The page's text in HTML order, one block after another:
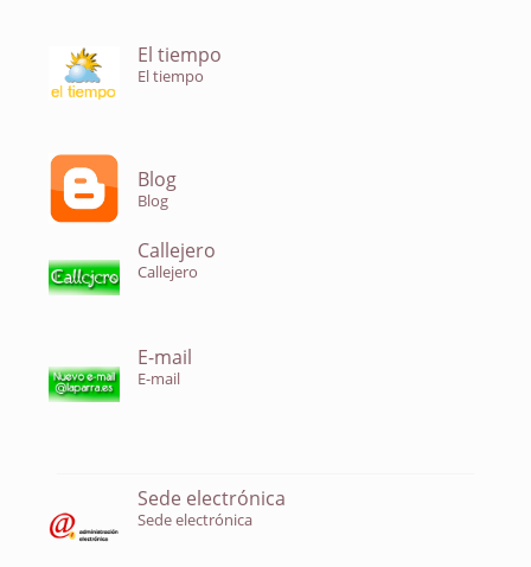
El tiempo
El tiempo
Blog
Blog
Callejero
Callejero
E-mail
E-mail
Sede electrónica
Sede electrónica